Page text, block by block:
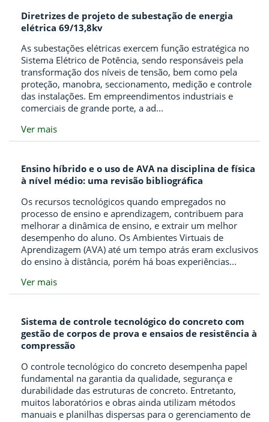
Diretrizes de projeto de subestação de energia
elétrica 69/13,8kv
As subestações elétricas exercem função estratégica no
Sistema Elétrico de Potência, sendo responsáveis pela
transformação dos níveis de tensão, bem como pela
proteção, manobra, seccionamento, medição e controle
das instalações. Em empreendimentos industriais e
comerciais de grande porte, a ad...
Ver mais
Ensino híbrido e o uso de AVA na disciplina de física
à nível médio: uma revisão bibliográfica
Os recursos tecnológicos quando empregados no
processo de ensino e aprendizagem, contribuem para
melhorar a dinâmica de ensino, e extrair um melhor
desempenho do aluno. Os Ambientes Virtuais de
Aprendizagem (AVA) até um tempo atrás eram exclusivos
do ensino à distância, porém há boas experiências...
Ver mais
Sistema de controle tecnológico do concreto com
gestão de corpos de prova e ensaios de resistência à
compressão
O controle tecnológico do concreto desempenha papel
fundamental na garantia da qualidade, segurança e
durabilidade das estruturas de concreto. Entretanto,
muitos laboratórios e obras ainda utilizam métodos
manuais e planilhas dispersas para o gerenciamento de